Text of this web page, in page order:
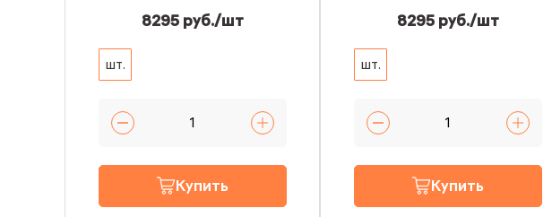
8295 руб./шт
шт.
Купить
8295 руб./шт
шт.
Купить